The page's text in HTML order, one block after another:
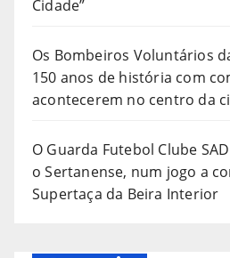
Cidade”
Os Bombeiros Voluntários
150 anos de história com
acontecerem no centro da
O Guarda Futebol Clube
o Sertanense, num jogo a
Supertaça da Beira Interior